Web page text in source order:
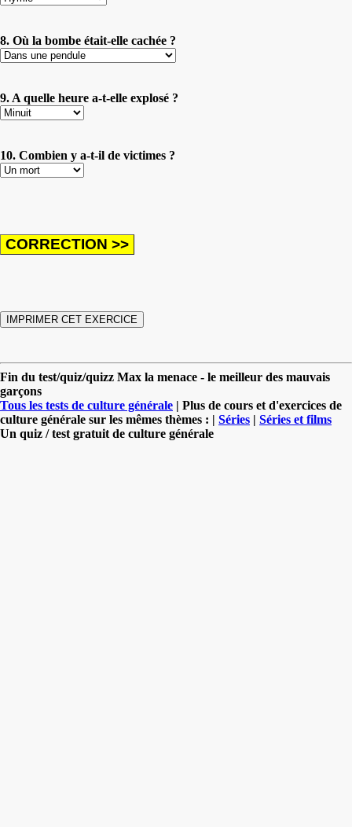
8. Où la bombe était-elle cachée ?
9. A quelle heure a-t-elle explosé ?
10. Combien y a-t-il de victimes ?
Fin du test/quiz/quizz Max la menace - le meilleur des mauvais
garçons
Tous les tests de culture générale | Plus de cours et d'exercices de
culture générale sur les mêmes thèmes : | Séries | Séries et films
Un quiz / test gratuit de culture générale